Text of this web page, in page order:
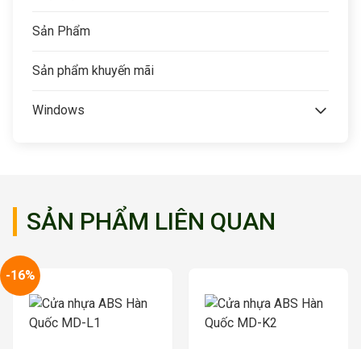
Sản Phẩm
Sản phẩm khuyến mãi
Windows
SẢN PHẨM LIÊN QUAN
-16%